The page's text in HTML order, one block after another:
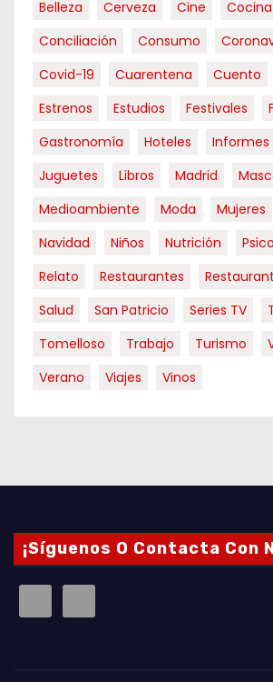
Belleza Cerveza Cine
Cocina
Conciliación
Consumo
Covid-19
Cuarentena Cuento
Estrenos
Estudios Festivales
Gastronomía
Hoteles Informes
Juguetes
Libros Madrid
Medioambiente
Moda Mujeres
Navidad
Niños Nutrición
Relato
Restaurantes
Salud
San Patricio Series TV
Tomelloso
Trabajo Turismo
Verano
Viajes Vinos
¡Síguenos O Contacta Con